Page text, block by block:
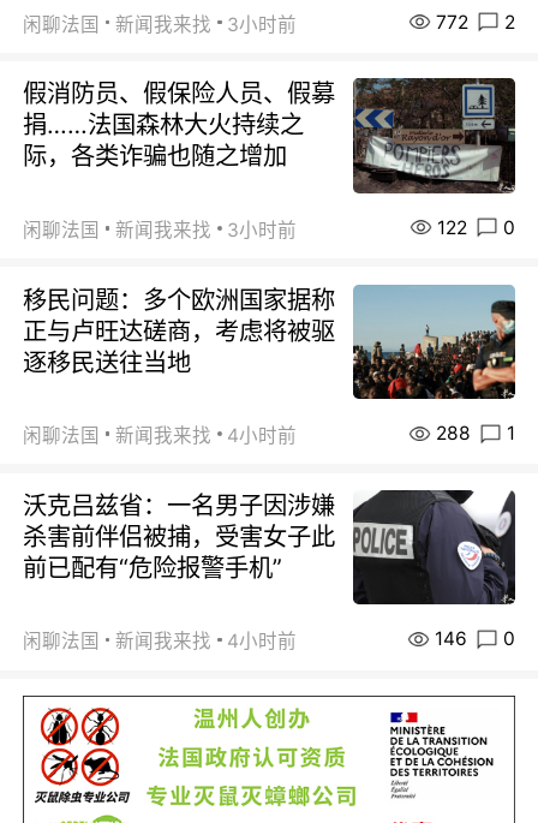
闲聊法国 新闻我来找 3小时前 772 2
假消防员、假保险人员、假募
捐……法国森林大火持续之
际，各类诈骗也随之增加
闲聊法国 新闻我来找 3小时前 122 0
移民问题：多个欧洲国家据称
正与卢旺达磋商，考虑将被驱
逐移民送往当地
闲聊法国 新闻我来找 4小时前 288 1
沃克吕兹省：一名男子因涉嫌
杀害前伴侣被捕，受害女子此
前已配有“危险报警手机”
闲聊法国 新闻我来找 4小时前 146 0